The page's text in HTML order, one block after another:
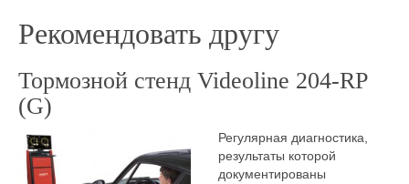
Рекомендовать другу
Тормозной стенд Videoline 204-RP
(G)
Регулярная диагностика,
результаты которой
документированы